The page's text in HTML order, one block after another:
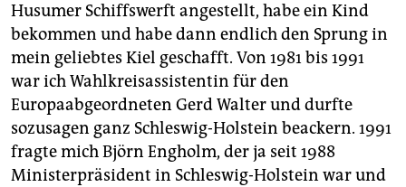
Husumer Schiffswerft angestellt, habe ein Kind
bekommen und habe dann endlich den Sprung in
mein geliebtes Kiel geschafft. Von 1981 bis 1991
war ich Wahlkreisassistentin für den
Europaabgeordneten Gerd Walter und durfte
sozusagen ganz Schleswig-Holstein beackern. 1991
fragte mich Björn Engholm, der ja seit 1988
Ministerpräsident in Schleswig-Holstein war und